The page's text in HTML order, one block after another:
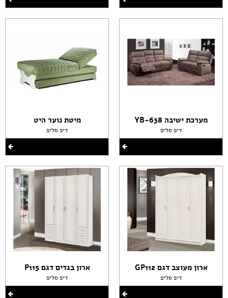
מערכת ישיבה YB-638
דיפ סליפ
ארון מעוצב דגם GP112
דיפ סליפ
מיטת נוער היט
דיפ סליפ
ארון בגדים דגם P115
דיפ סליפ